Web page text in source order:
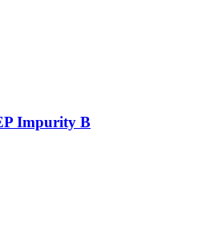
Impurity B